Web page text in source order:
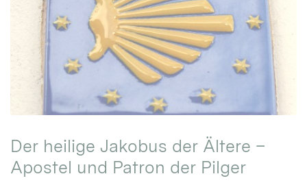
Der heilige Jakobus der Ältere –
Apostel und Patron der Pilger